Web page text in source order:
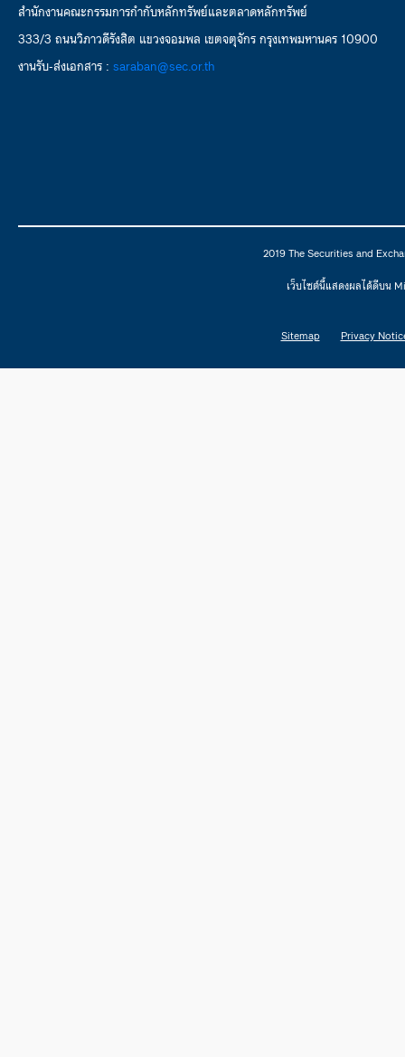
สำนักงานคณะกรรมการกำกับหลักทรัพย์และตลาดหลักทรัพย์
333/3 ถนนวิภาวดีรังสิต แขวงจอมพล เขตจตุจักร กรุงเทพมหานคร 10900
งานรับ-ส่งเอกสาร : saraban@sec.or.th
2019 The Securities and
เว็บไซต์นี้แสดงผลได้ดีบน
Sitemap Privacy